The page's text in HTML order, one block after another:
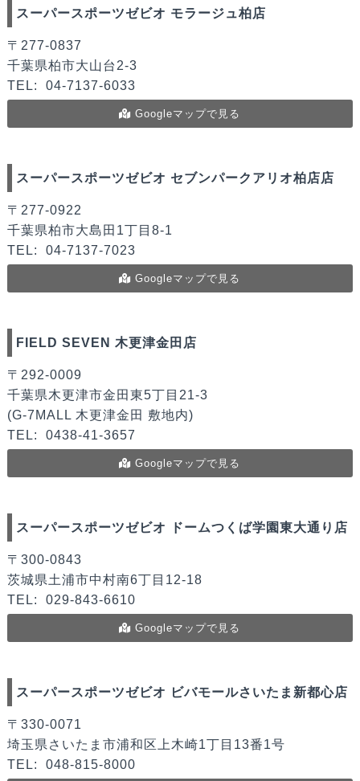
スーパースポーツゼビオ モラージュ柏店
〒277-0837
千葉県柏市大山台2-3
TEL:
04-7137-6033
Googleマップで見る
スーパースポーツゼビオ セブンパークアリオ柏店店
〒277-0922
千葉県柏市大島田1丁目8-1
TEL:
04-7137-7023
Googleマップで見る
FIELD SEVEN 木更津金田店
〒292-0009
千葉県木更津市金田東5丁目21-3
(G-7MALL 木更津金田 敷地内)
TEL:
0438-41-3657
Googleマップで見る
スーパースポーツゼビオ ドームつくば学園東大通り店
〒300-0843
茨城県土浦市中村南6丁目12-18
TEL:
029-843-6610
Googleマップで見る
スーパースポーツゼビオ ビバモールさいたま新都心店
〒330-0071
埼玉県さいたま市浦和区上木崎1丁目13番1号
TEL:
048-815-8000